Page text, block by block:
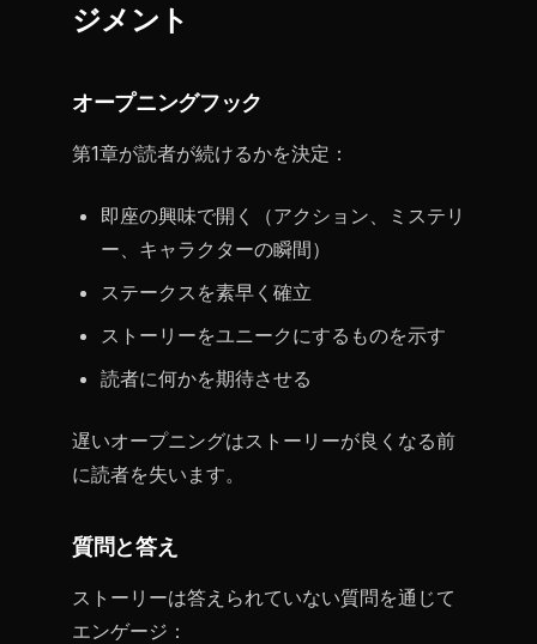
ジメント
オープニングフック
第1章が読者が続けるかを決定：
即座の興味で開く（アクション、ミステリ
ー、キャラクターの瞬間）
ステークスを素早く確立
ストーリーをユニークにするものを示す
読者に何かを期待させる
遅いオープニングはストーリーが良くなる前
に読者を失います。
質問と答え
ストーリーは答えられていない質問を通じて
エンゲージ：